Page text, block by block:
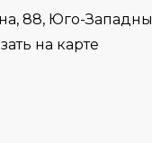
88, Юго-
на карте